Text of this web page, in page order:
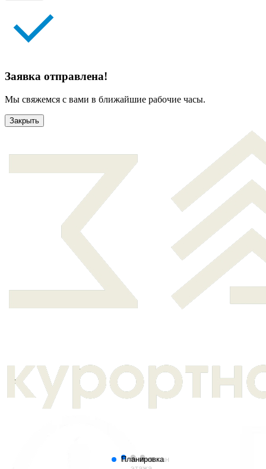
Планировка
ПланГенплан
Заявка отправлена!
Мы свяжемся с вами в ближайшие рабочие часы.
Закрыть